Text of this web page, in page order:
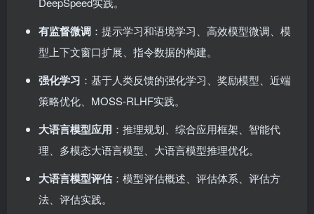
有监督微调 ：提示学习和语境学习、高效模型微调、模
型上下文窗口扩展、指令数据的构建。
强化学习 ：基于人类反馈的强化学习、奖励模型、近端
策略优化、MOSS-RLHF实践。
大语言模型应用 ：推理规划、综合应用框架、智能代
理、多模态大语言模型、大语言模型推理优化。
大语言模型评估 ：模型评估概述、评估体系、评估方
法、评估实践。